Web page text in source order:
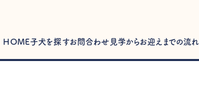
HOME子犬を探すお問合わせ 見学からお迎えまでの流れ